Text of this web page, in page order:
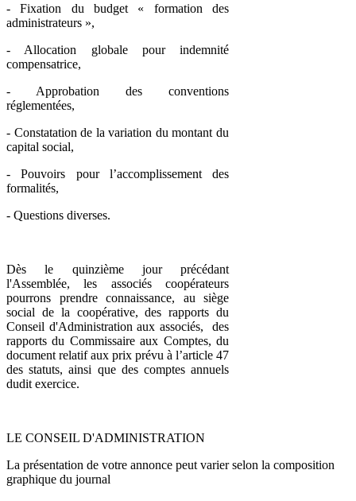
- Fixation du budget « formation des
administrateurs »,
- Allocation globale pour indemnité
compensatrice,
- Approbation des conventions
réglementées,
- Constatation de la variation du montant du
capital social,
- Pouvoirs pour l’accomplissement des
formalités,
- Questions diverses.
Dès le quinzième jour précédant
l'Assemblée, les associés coopérateurs
pourrons prendre connaissance, au siège
social de la coopérative, des rapports du
Conseil d'Administration aux associés, des
rapports du Commissaire aux Comptes, du
document relatif aux prix prévu à l’article 47
des statuts, ainsi que des comptes annuels
dudit exercice.
LE CONSEIL D'ADMINISTRATION
La présentation de votre annonce peut varier selon la composition
graphique du journal